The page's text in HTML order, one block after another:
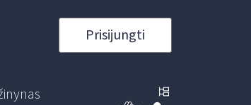
Prisijungti